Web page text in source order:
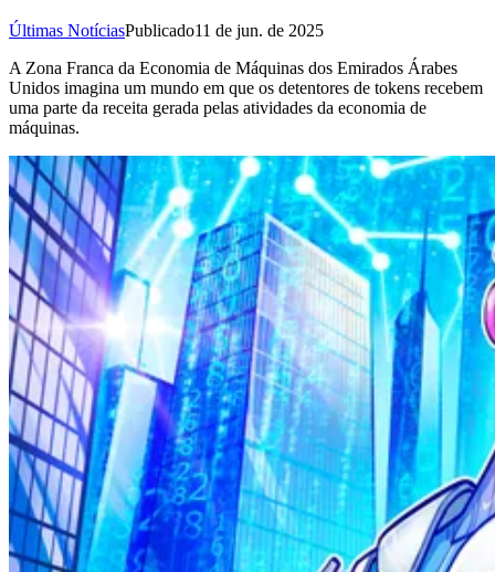
Últimas NotíciasPublicado11 de jun. de 2025
A Zona Franca da Economia de Máquinas dos Emirados Árabes
Unidos imagina um mundo em que os detentores de tokens recebem
uma parte da receita gerada pelas atividades da economia de
máquinas.